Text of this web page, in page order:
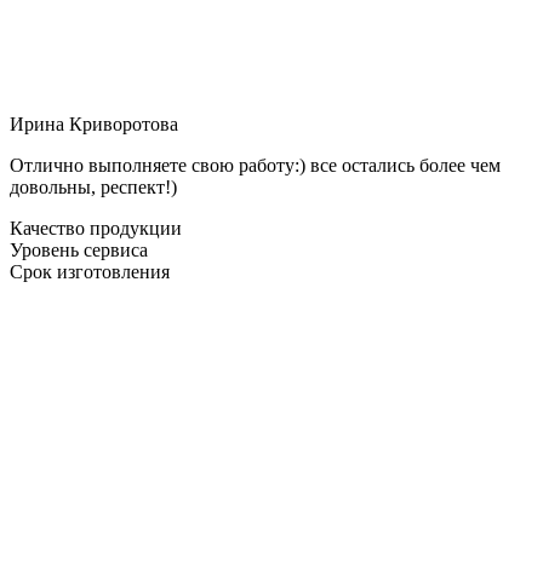
Ирина Криворотова
Отлично выполняете свою работу:) все остались более чем
довольны, респект!)
Качество продукции
Уровень сервиса
Срок изготовления